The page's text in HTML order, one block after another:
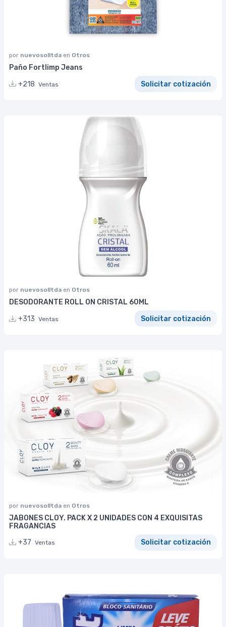
por nuevosolltda en Otros
Paño Fortlimp Jeans
+218 Ventas Solicitar cotización
por nuevosolltda en Otros
DESODORANTE ROLL ON CRISTAL 60ML
+313 Ventas Solicitar cotización
por nuevosolltda en Otros
JABONES CLOY. PACK X 2 UNIDADES CON 4 EXQUISITAS
FRAGANCIAS
+37 Ventas Solicitar cotización